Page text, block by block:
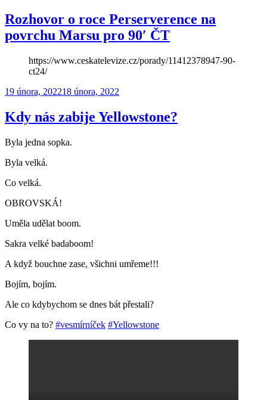
Rozhovor o roce Perserverence na
povrchu Marsu pro 90′ ČT
https://www.ceskatelevize.cz/porady/11412378947-90-
ct24/
Publikováno
19 února, 202218 února, 2022
Kdy nás zabije Yellowstone?
Byla jedna sopka.
Byla velká.
Co velká.
OBROVSKÁ!
Uměla udělat boom.
Sakra velké badaboom!
A když bouchne zase, všichni umřeme!!!
Bojím, bojím.
Ale co kdybychom se dnes bát přestali?
Co vy na to? #vesmírníček #Yellowstone